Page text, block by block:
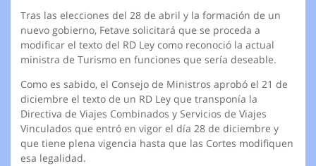
Tras las elecciones del 28 de abril y la formación de un
nuevo gobierno, Fetave solicitará que se proceda a
modificar el texto del RD Ley como reconoció la actual
ministra de Turismo en funciones que sería deseable.
Como es sabido, el Consejo de Ministros aprobó el 21 de
diciembre el texto de un RD Ley que transponía la
Directiva de Viajes Combinados y Servicios de Viajes
Vinculados que entró en vigor el día 28 de diciembre y
que tiene plena vigencia hasta que las Cortes modifiquen
esa legalidad.